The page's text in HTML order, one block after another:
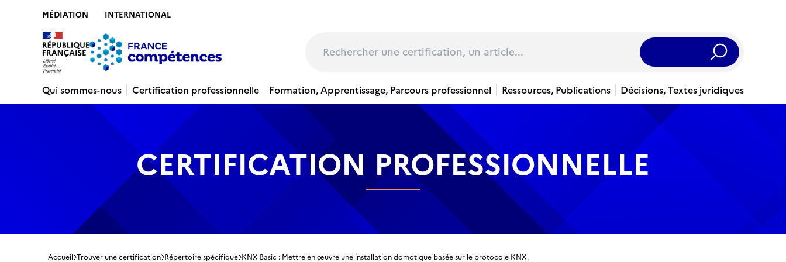
MÉDIATION INTERNATIONAL
Rechercher
Qui sommes-nous
Certification professionnelle Formation, Apprentissage, Parcours professionnel Ressources, Publications Décisions, Textes juridiques
CERTIFICATION PROFESSIONNELLE
Accueil Trouver une certification Répertoire spécifique KNX Basic : Mettre en œuvre une installation domotique basée sur le protocole KNX.